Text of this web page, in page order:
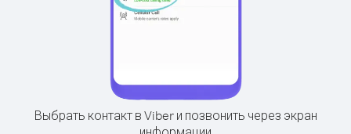
Выбрать контакт в Viber и позвонить через экран